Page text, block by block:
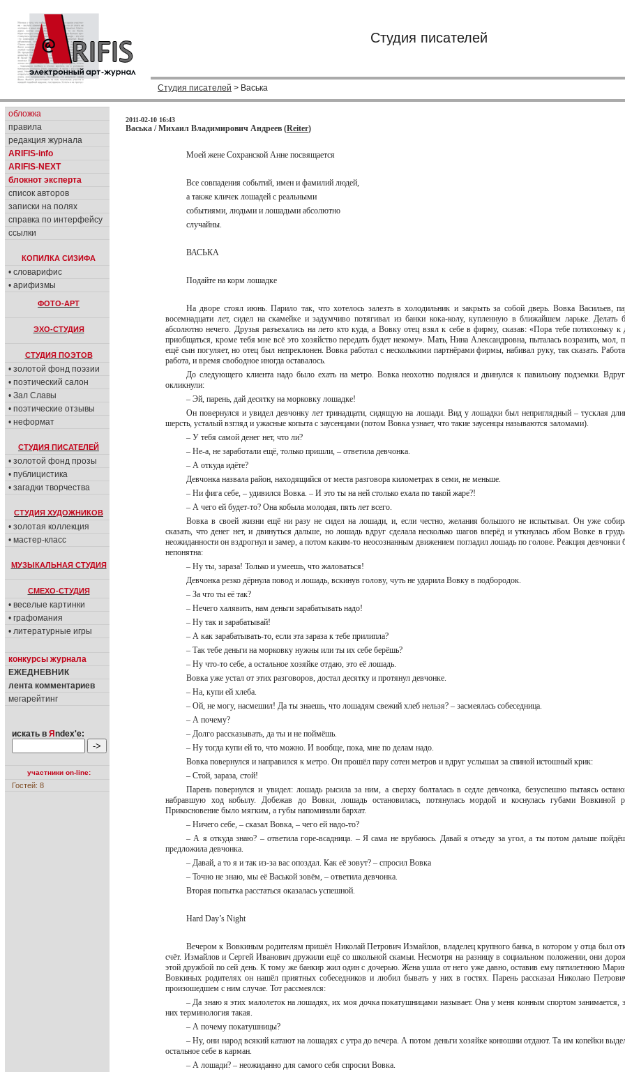
Студия писателей
Студия писателей > Васька
обложка
правила
редакция журнала
ARIFIS-info
ARIFIS-NEXT
блокнот эксперта
список авторов
записки на полях
справка по интерфейсу
ссылки
КОПИЛКА СИЗИФА
• словарифис
• арифизмы
ФОТО-АРТ
ЭХО-СТУДИЯ
СТУДИЯ ПОЭТОВ
• золотой фонд поэзии
• поэтический салон
• Зал Славы
• поэтические отзывы
• неформат
СТУДИЯ ПИСАТЕЛЕЙ
• золотой фонд прозы
• публицистика
• загадки творчества
СТУДИЯ ХУДОЖНИКОВ
• золотая коллекция
• мастер-класс
МУЗЫКАЛЬНАЯ СТУДИЯ
СМЕХО-СТУДИЯ
• веселые картинки
• графомания
• литературные игры
конкурсы журнала
ЕЖЕДНЕВНИК
лента комментариев
мегарейтинг
искать в Я ndex'е:
участники on-line:
Гостей: 8
2011-02-10 16:43
Васька / Михаил Владимирович Андреев (Reiter)
Моей жене Сохранской Анне посвящается
Все совпадения событий, имен и фамилий людей,
а также кличек лошадей с реальными
событиями, людьми и лошадьми абсолютно
случайны.
ВАСЬКА
Подайте на корм лошадке
На дворе стоял июнь. Парило так, что хотелось залезть в холодильник и закрыть за собой дверь. Вовка Васильев,
восемнадцати лет, сидел на скамейке и задумчиво потягивал из банки кока-колу, купленную в ближайшем ларьке. Делать
абсолютно нечего. Друзья разъехались на лето кто куда, а Вовку отец взял к себе в фирму, сказав: «Пора тебе потихоньку к
приобщаться, кроме тебя мне всё это хозяйство передать будет некому». Мать, Нина Александровна, пыталась возразить, мол,
ещё сын погуляет, но отец был непреклонен. Вовка работал с несколькими партнёрами фирмы, набивал руку, так сказать.
работа, и время свободное иногда оставалось.
До следующего клиента надо было ехать на метро. Вовка неохотно поднялся и двинулся к павильону подземки.
окликнули:
– Эй, парень, дай десятку на морковку лошадке!
Он повернулся и увидел девчонку лет тринадцати, сидящую на лошади. Вид у лошадки был неприглядный – тусклая
шерсть, усталый взгляд и ужасные копыта с заусенцами (потом Вовка узнает, что такие заусенцы называются заломами).
– У тебя самой денег нет, что ли?
– Не-а, не заработали ещё, только пришли, – ответила девчонка.
– А откуда идёте?
Девчонка назвала район, находящийся от места разговора километрах в семи, не меньше.
– Ни фига себе, – удивился Вовка. – И это ты на ней столько ехала по такой жаре?!
– А чего ей будет-то? Она кобыла молодая, пять лет всего.
Вовка в своей жизни ещё ни разу не сидел на лошади, и, если честно, желания большого не испытывал. Он уже
сказать, что денег нет, и двинуться дальше, но лошадь вдруг сделала несколько шагов вперёд и уткнулась лбом Вовке в
неожиданности он вздрогнул и замер, а потом каким-то неосознанным движением погладил лошадь по голове. Реакция девчонки
непонятна:
– Ну ты, зараза! Только и умеешь, что жаловаться!
Девчонка резко дёрнула повод и лошадь, вскинув голову, чуть не ударила Вовку в подбородок.
– За что ты её так?
– Нечего халявить, нам деньги зарабатывать надо!
– Ну так и зарабатывай!
– А как зарабатывать-то, если эта зараза к тебе прилипла?
– Так тебе деньги на морковку нужны или ты их себе берёшь?
– Ну что-то себе, а остальное хозяйке отдаю, это её лошадь.
Вовка уже устал от этих разговоров, достал десятку и протянул девчонке.
– На, купи ей хлеба.
– Ой, не могу, насмешил! Да ты знаешь, что лошадям свежий хлеб нельзя? – засмеялась собеседница.
– А почему?
– Долго рассказывать, да ты и не поймёшь.
– Ну тогда купи ей то, что можно. И вообще, пока, мне по делам надо.
Вовка повернулся и направился к метро. Он прошёл пару сотен метров и вдруг услышал за спиной истошный крик:
– Стой, зараза, стой!
Парень повернулся и увидел: лошадь рысила за ним, а сверху болталась в седле девчонка, безуспешно пытаясь
набравшую ход кобылу. Добежав до Вовки, лошадь остановилась, потянулась мордой и коснулась губами Вовкиной
Прикосновение было мягким, а губы напоминали бархат.
– Ничего себе, – сказал Вовка, – чего ей надо-то?
– А я откуда знаю? – ответила горе-всадница. – Я сама не врубаюсь. Давай я отъеду за угол, а ты потом дальше
предложила девчонка.
– Давай, а то я и так из-за вас опоздал. Как её зовут? – спросил Вовка
– Точно не знаю, мы её Васькой зовём, – ответила девчонка.
Вторая попытка расстаться оказалась успешной.
Hard Day’s Night
Вечером к Вовкиным родителям пришёл Николай Петрович Измайлов, владелец крупного банка, в котором у отца был
счёт. Измайлов и Сергей Иванович дружили ещё со школьной скамьи. Несмотря на разницу в социальном положении, они
этой дружбой по сей день. К тому же банкир жил один с дочерью. Жена ушла от него уже давно, оставив ему пятилетнюю
Вовкиных родителях он нашёл приятных собеседников и любил бывать у них в гостях. Парень рассказал Николаю
произошедшем с ним случае. Тот рассмеялся:
– Да знаю я этих малолеток на лошадях, их моя дочка покатушницами называет. Она у меня конным спортом занимается,
них терминология такая.
– А почему покатушницы?
– Ну, они народ всякий катают на лошадях с утра до вечера. А потом деньги хозяйке конюшни отдают. Та им копейки
остальное себе в карман.
– А лошади? – неожиданно для самого себя спросил Вовка.